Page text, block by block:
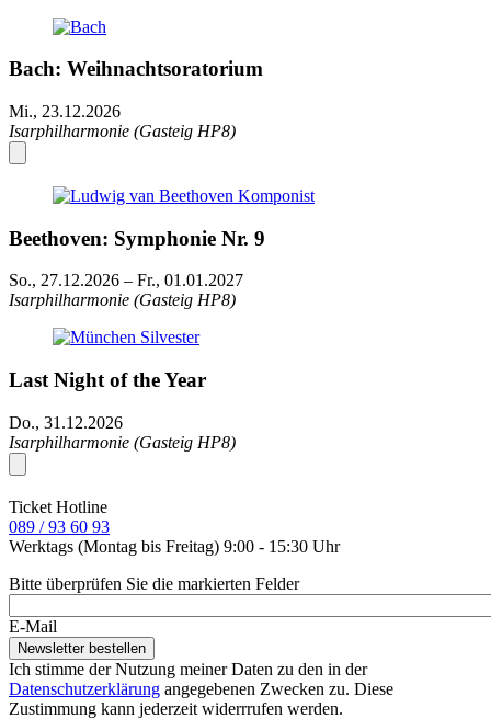
Bach: Weihnachtsoratorium
Mi., 23.12.2026
Isarphilharmonie (Gasteig HP8)
Beethoven: Symphonie Nr. 9
So., 27.12.2026 – Fr., 01.01.2027
Isarphilharmonie (Gasteig HP8)
Last Night of the Year
Do., 31.12.2026
Isarphilharmonie (Gasteig HP8)
Ticket Hotline
089 / 93 60 93
Werktags (Montag bis Freitag) 9:00 - 15:30 Uhr
Bitte überprüfen Sie die markierten Felder
E-Mail
Ich stimme der Nutzung meiner Daten zu den in der
Datenschutzerklärung angegebenen Zwecken zu. Diese
Zustimmung kann jederzeit widerrrufen werden.